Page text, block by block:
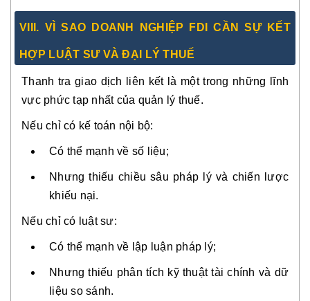
VIII. VÌ SAO DOANH NGHIỆP FDI CẦN SỰ KẾT
HỢP LUẬT SƯ VÀ ĐẠI LÝ THUẾ
Thanh tra giao dịch liên kết là một trong những lĩnh
vực phức tạp nhất của quản lý thuế.
Nếu chỉ có kế toán nội bộ:
Có thể mạnh về số liệu;
Nhưng thiếu chiều sâu pháp lý và chiến lược
khiếu nại.
Nếu chỉ có luật sư:
Có thể mạnh về lập luận pháp lý;
Nhưng thiếu phân tích kỹ thuật tài chính và dữ
liệu so sánh.